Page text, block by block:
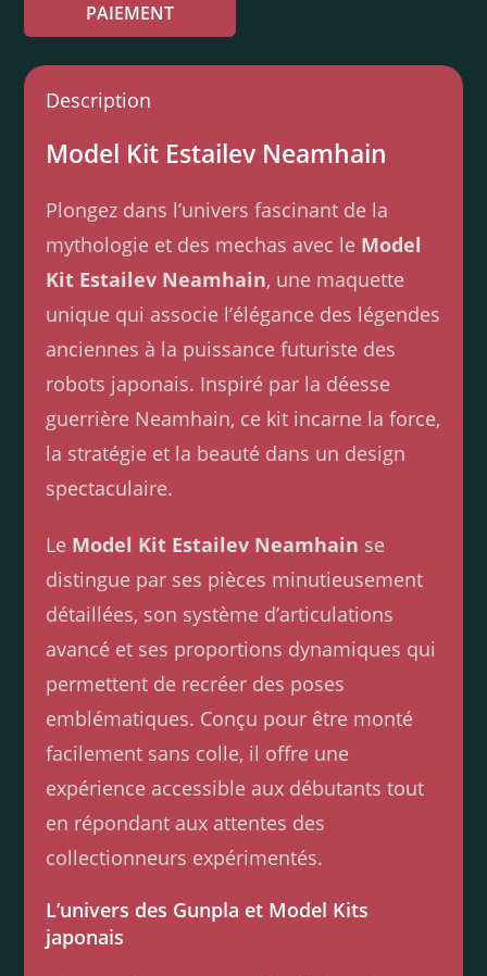
PAIEMENT
Description
Model Kit Estailev Neamhain
Plongez dans l’univers fascinant de la
mythologie et des mechas avec le Model
Kit Estailev Neamhain, une maquette
unique qui associe l’élégance des légendes
anciennes à la puissance futuriste des
robots japonais. Inspiré par la déesse
guerrière Neamhain, ce kit incarne la force,
la stratégie et la beauté dans un design
spectaculaire.
Le Model Kit Estailev Neamhain se
distingue par ses pièces minutieusement
détaillées, son système d’articulations
avancé et ses proportions dynamiques qui
permettent de recréer des poses
emblématiques. Conçu pour être monté
facilement sans colle, il offre une
expérience accessible aux débutants tout
en répondant aux attentes des
collectionneurs expérimentés.
L’univers des Gunpla et Model Kits
japonais